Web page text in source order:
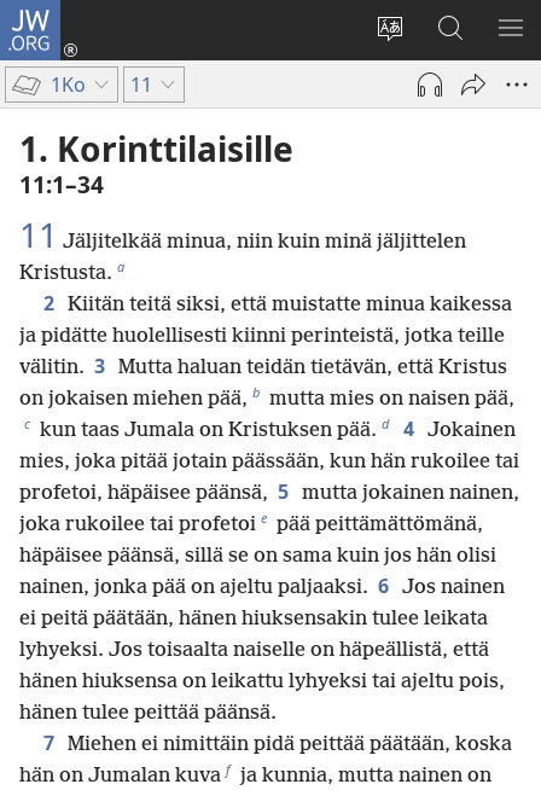
JW.ORG
Vaihda
sivuston
kieli
Kirjaudu
(avaa
ikkunan)
Hae
JW.ORG-
sivustolta
1Ko 11
1. Korinttilaisille
11:1–34
11 Jäljitelkää minua, niin kuin minä jäljittelen
Kristusta. a
2 Kiitän teitä siksi, että muistatte minua kaikessa
ja pidätte huolellisesti kiinni perinteistä, jotka teille
välitin. 3 Mutta haluan teidän tietävän, että Kristus
on jokaisen miehen pää, b mutta mies on naisen pää,
c kun taas Jumala on Kristuksen pää. d 4 Jokainen
mies, joka pitää jotain päässään, kun hän rukoilee tai
profetoi, häpäisee päänsä, 5 mutta jokainen nainen,
joka rukoilee tai profetoi e pää peittämättömänä,
häpäisee päänsä, sillä se on sama kuin jos hän olisi
nainen, jonka pää on ajeltu paljaaksi. 6 Jos nainen
ei peitä päätään, hänen hiuksensakin tulee leikata
lyhyeksi. Jos toisaalta naiselle on häpeällistä, että
hänen hiuksensa on leikattu lyhyeksi tai ajeltu pois,
hänen tulee peittää päänsä.
7 Miehen ei nimittäin pidä peittää päätään, koska
hän on Jumalan kuva f ja kunnia, mutta nainen on